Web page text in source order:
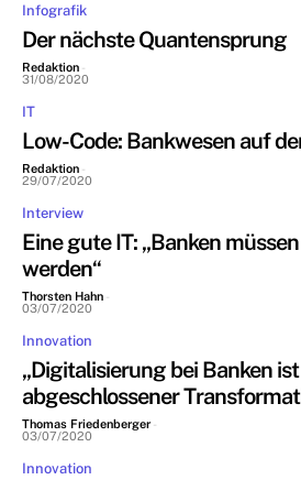
Infografik
Der nächste Quantensprung
Redaktion -
31/08/2020
IT
Low-Code: Bankwesen auf
Redaktion -
29/07/2020
Interview
Eine gute IT: „Banken
werden“
Thorsten Hahn -
03/07/2020
Innovation
„Digitalisierung bei Banken
abgeschlossener
Thomas Friedenberger -
03/07/2020
Innovation